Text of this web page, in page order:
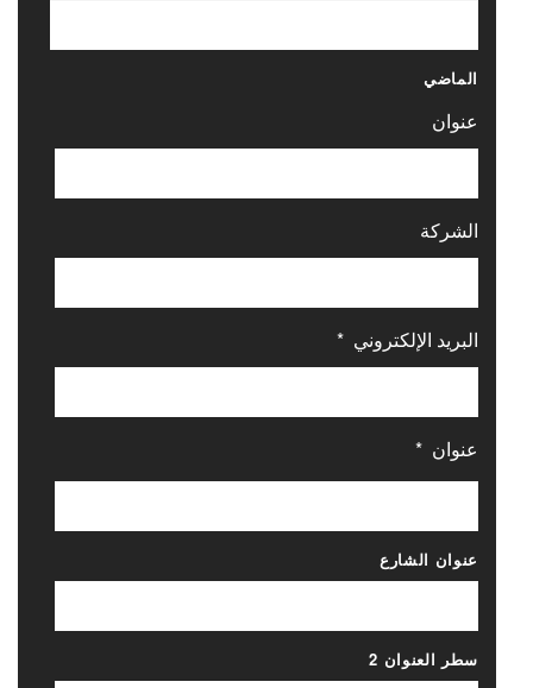
الماضي
عنوان
الشركة
البريد الإلكتروني *
عنوان *
عنوان الشارع
سطر العنوان 2